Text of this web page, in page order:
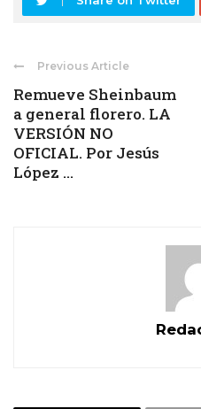
Previous Article
Remueve Sheinbaum
a general florero. LA
VERSIÓN NO
OFICIAL. Por Jesús
López ...